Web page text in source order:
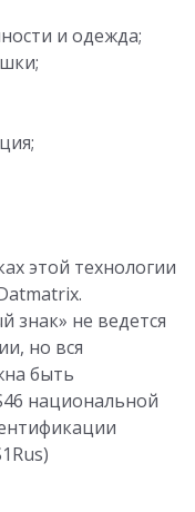
и одежда;
этой технологии
знак» не ведется
но вся
быть
национальной